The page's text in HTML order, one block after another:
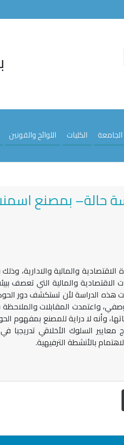
الكليات اللوائح والقونين
حالة– بمصنع
والمالية والادارية،
والمالية التي تعصف
هذه الدراسة لأن تستكشف دور
واعتمدت المقابلات
لا دراية للمصنع بمفهوم
السلوك الأخلاقي تدريجيا
بالأنشطة الترفيهية.